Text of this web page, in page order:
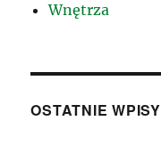
Wnętrza
OSTATNIE WPISY